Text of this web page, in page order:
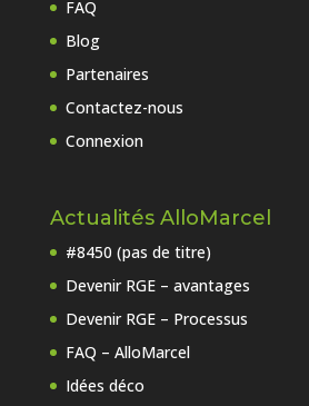
FAQ
Blog
Partenaires
Contactez-nous
Connexion
Actualités AlloMarcel
#8450 (pas de titre)
Devenir RGE – avantages
Devenir RGE – Processus
FAQ – AlloMarcel
Idées déco